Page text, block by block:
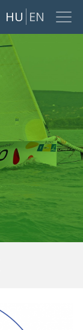
HU EN ×